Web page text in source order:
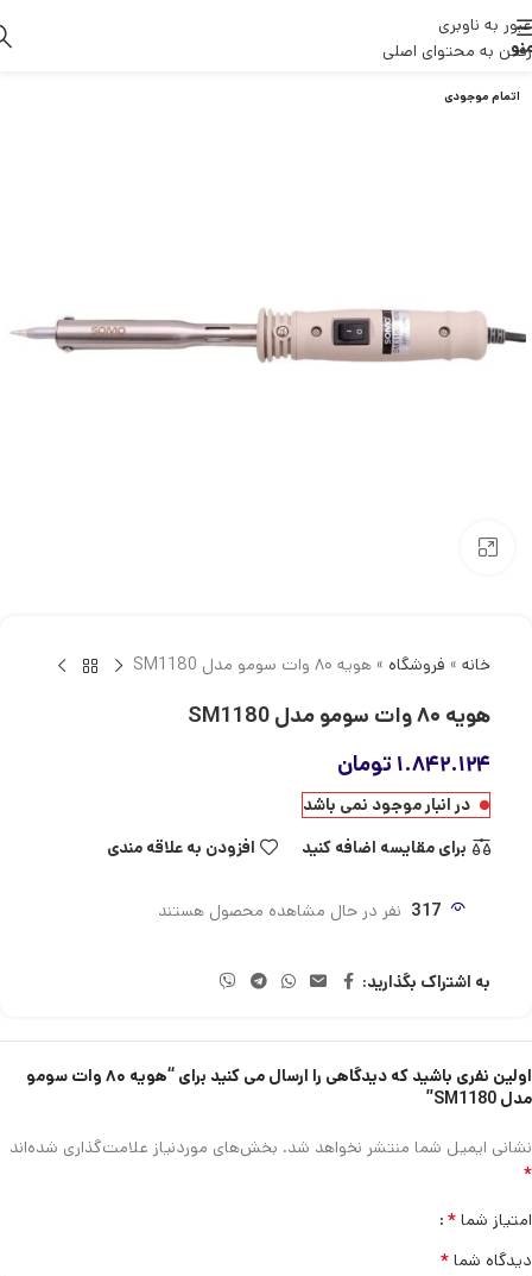
عبور به ناوبری
رفتن به محتوای اصلی
اتمام موجودی
خانه » فروشگاه » هویه ۸۰ وات سومو مدل SM1180
هویه ۸۰ وات سومو مدل SM1180
۱.۸۴۲.۱۲۴ تومان
در انبار موجود نمی باشد
برای مقایسه اضافه کنید
افزودن به علاقه مندی
317 نفر در حال مشاهده محصول هستند
به اشتراک بگذارید:
اولین نفری باشید که دیدگاهی را ارسال می کنید برای “هویه ۸۰ وات سومو
مدل SM1180”
نشانی ایمیل شما منتشر نخواهد شد. بخش‌های موردنیاز علامت‌گذاری شده‌اند
*
امتیاز شما *
دیدگاه شما *